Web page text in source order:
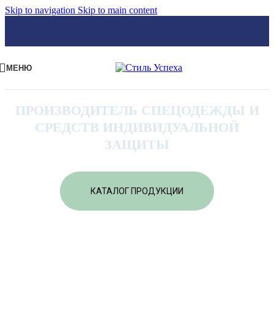
Skip to navigation Skip to main content
МЕНЮ
ПРОИЗВОДИТЕЛЬ СПЕЦОДЕЖДЫ И
СРЕДСТВ ИНДИВИДУАЛЬНОЙ
ЗАЩИТЫ
КАТАЛОГ ПРОДУКЦИИ